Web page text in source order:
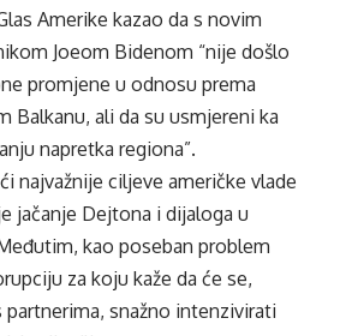
Amerike kazao da s novim
Joeom Bidenom “nije došlo
promjene u odnosu prema
Balkanu, ali da su usmjereni ka
napretka regiona”.
najvažnije ciljeve američke vlade
jačanje Dejtona i dijaloga u
kao poseban problem
za koju kaže da će se,
partnerima, snažno intenzivirati